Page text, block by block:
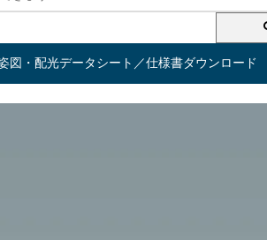
図・配光データシート／仕様書ダウンロード